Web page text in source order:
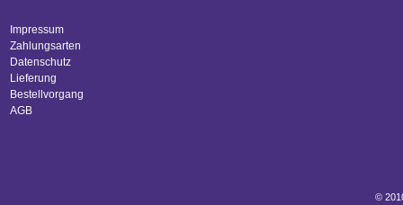
Impressum
Zahlungsarten
Datenschutz
Lieferung
Bestellvorgang
AGB
©